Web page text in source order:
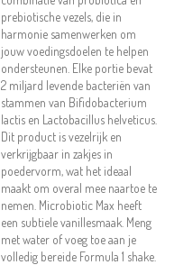
prebiotische vezels, die in
harmonie samenwerken om
jouw voedingsdoelen te helpen
ondersteunen. Elke portie bevat
2 miljard levende bacteriën van
stammen van Bifidobacterium
lactis en Lactobacillus helveticus.
Dit product is vezelrijk en
verkrijgbaar in zakjes in
poedervorm, wat het ideaal
maakt om overal mee naartoe te
nemen. Microbiotic Max heeft
een subtiele vanillesmaak. Meng
met water of voeg toe aan je
volledig bereide Formula 1 shake.